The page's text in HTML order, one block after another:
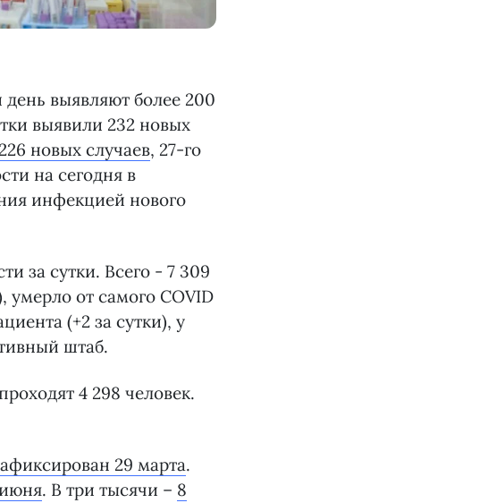
выявляют более 200
выявили 232 новых
226 новых случаев, 27-го
на сегодня в
инфекцией нового
умерло от самого COVID
(+2 за сутки), у
штаб.
4 298 человек.
29 марта.
. В три тысячи – 8